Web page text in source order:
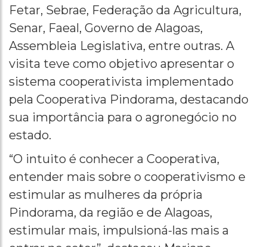
Fetar, Sebrae, Federação da Agricultura,
Senar, Faeal, Governo de Alagoas,
Assembleia Legislativa, entre outras. A
visita teve como objetivo apresentar o
sistema cooperativista implementado
pela Cooperativa Pindorama, destacando
sua importância para o agronegócio no
estado.
“O intuito é conhecer a Cooperativa,
entender mais sobre o cooperativismo e
estimular as mulheres da própria
Pindorama, da região e de Alagoas,
estimular mais, impulsioná-las mais a